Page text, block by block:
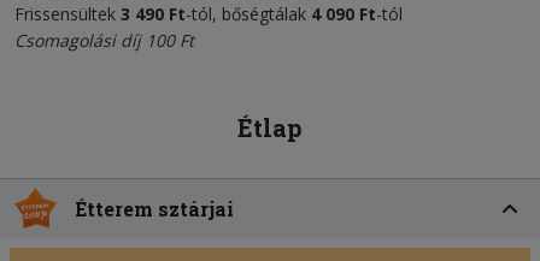
Frissensültek 3 490 Ft-tól, bőségtálak 4 090 Ft-tól
Csomagolási díj 100 Ft
Étlap
Étterem sztárjai